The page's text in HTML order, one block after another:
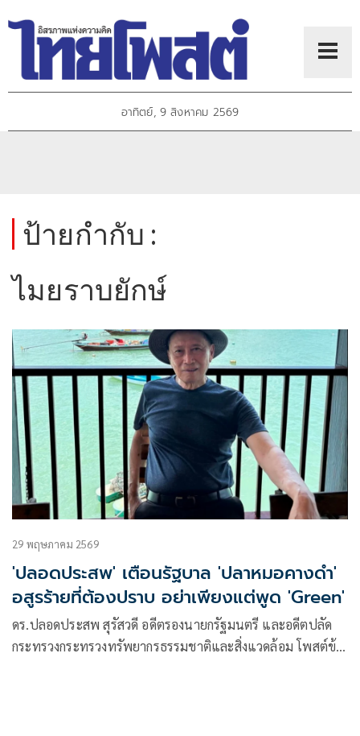
อาทิตย์, 9 สิงหาคม 2569
ป้ายกำกับ :
ไมยราบยักษ์
29 พฤษภาคม 2569
'ปลอดประสพ' เตือนรัฐบาล 'ปลาหมอคางดำ'
อสูรร้ายที่ต้องปราบ อย่าเพียงแต่พูด 'Green'
ดร.ปลอดประสพ สุรัสวดี อดีตรองนายกรัฐมนตรี และอดีตปลัด
กระทรวงกระทรวงทรัพยากรธรรมชาติและสิ่งแวดล้อม โพสต์ข้อ